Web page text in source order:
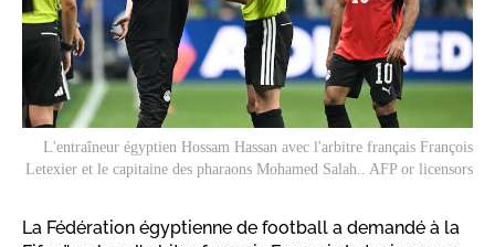
L'entraîneur égyptien Hossam Hassan avec l'arbitre français François
Letexier et le capitaine des pharaons Mohamed Salah.. AFP or licensors
La Fédération égyptienne de football a demandé à la